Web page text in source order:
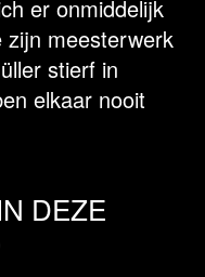
er onmiddelijk
zijn meesterwerk
stierf in
elkaar nooit
DEZE